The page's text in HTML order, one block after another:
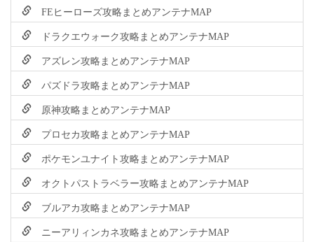
FEヒーローズ攻略まとめアンテナMAP
ドラクエウォーク攻略まとめアンテナMAP
アズレン攻略まとめアンテナMAP
パズドラ攻略まとめアンテナMAP
原神攻略まとめアンテナMAP
プロセカ攻略まとめアンテナMAP
ポケモンユナイト攻略まとめアンテナMAP
オクトパストラベラー攻略まとめアンテナMAP
ブルアカ攻略まとめアンテナMAP
ニーアリィンカネ攻略まとめアンテナMAP